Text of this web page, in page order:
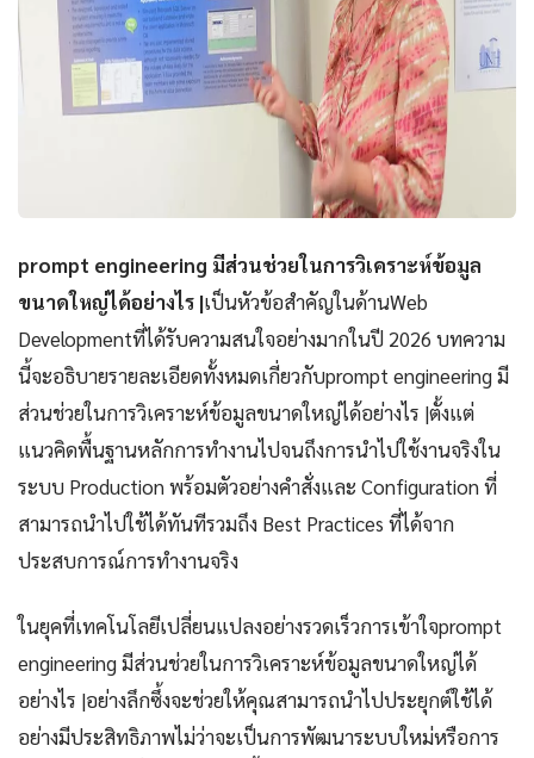
prompt engineering มีส่วนช่วยในการวิเคราะห์ข้อมูล
ขนาดใหญ่ได้อย่างไร |เป็นหัวข้อสำคัญในด้านWeb
Developmentที่ได้รับความสนใจอย่างมากในปี 2026 บทความ
นี้จะอธิบายรายละเอียดทั้งหมดเกี่ยวกับprompt engineering มี
ส่วนช่วยในการวิเคราะห์ข้อมูลขนาดใหญ่ได้อย่างไร |ตั้งแต่
แนวคิดพื้นฐานหลักการทำงานไปจนถึงการนำไปใช้งานจริงใน
ระบบ Production พร้อมตัวอย่างคำสั่งและ Configuration ที่
สามารถนำไปใช้ได้ทันทีรวมถึง Best Practices ที่ได้จาก
ประสบการณ์การทำงานจริง
ในยุคที่เทคโนโลยีเปลี่ยนแปลงอย่างรวดเร็วการเข้าใจprompt
engineering มีส่วนช่วยในการวิเคราะห์ข้อมูลขนาดใหญ่ได้
อย่างไร |อย่างลึกซึ้งจะช่วยให้คุณสามารถนำไปประยุกต์ใช้ได้
อย่างมีประสิทธิภาพไม่ว่าจะเป็นการพัฒนาระบบใหม่หรือการ